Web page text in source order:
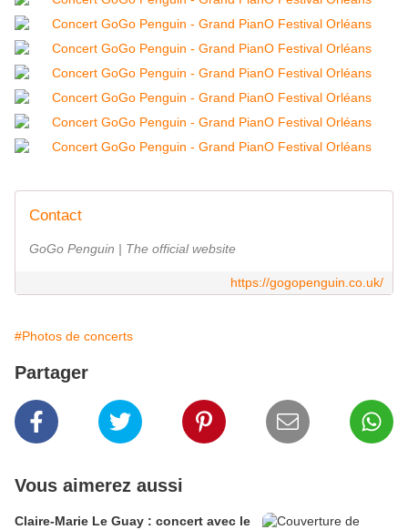
Contact
GoGo Penguin | The official website
https://gogopenguin.co.uk/
#Photos de concerts
Partager
Vous aimerez aussi
Claire-Marie Le Guay : concert avec le